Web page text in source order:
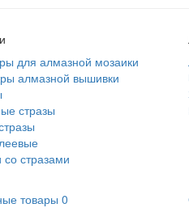
для алмазной мозаики
алмазной вышивки
стразы
со стразами
товары 0